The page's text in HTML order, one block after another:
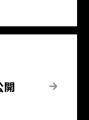
開